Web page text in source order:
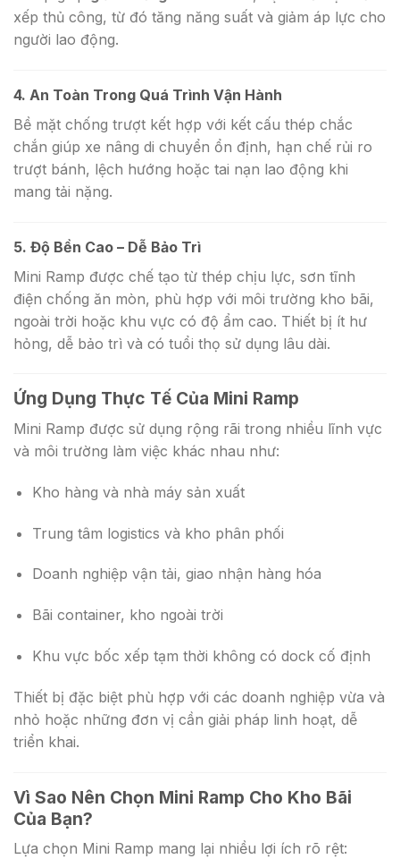
xếp thủ công, từ đó tăng năng suất và giảm áp lực cho
người lao động.
4. An Toàn Trong Quá Trình Vận Hành
Bề mặt chống trượt kết hợp với kết cấu thép chắc
chắn giúp xe nâng di chuyển ổn định, hạn chế rủi ro
trượt bánh, lệch hướng hoặc tai nạn lao động khi
mang tải nặng.
5. Độ Bền Cao – Dễ Bảo Trì
Mini Ramp được chế tạo từ thép chịu lực, sơn tĩnh
điện chống ăn mòn, phù hợp với môi trường kho bãi,
ngoài trời hoặc khu vực có độ ẩm cao. Thiết bị ít hư
hỏng, dễ bảo trì và có tuổi thọ sử dụng lâu dài.
Ứng Dụng Thực Tế Của Mini Ramp
Mini Ramp được sử dụng rộng rãi trong nhiều lĩnh vực
và môi trường làm việc khác nhau như:
Kho hàng và nhà máy sản xuất
Trung tâm logistics và kho phân phối
Doanh nghiệp vận tải, giao nhận hàng hóa
Bãi container, kho ngoài trời
Khu vực bốc xếp tạm thời không có dock cố định
Thiết bị đặc biệt phù hợp với các doanh nghiệp vừa và
nhỏ hoặc những đơn vị cần giải pháp linh hoạt, dễ
triển khai.
Vì Sao Nên Chọn Mini Ramp Cho Kho Bãi
Của Bạn?
Lựa chọn Mini Ramp mang lại nhiều lợi ích rõ rệt: